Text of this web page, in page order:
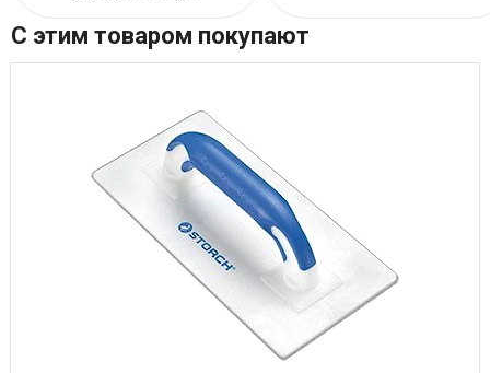
С этим товаром покупают